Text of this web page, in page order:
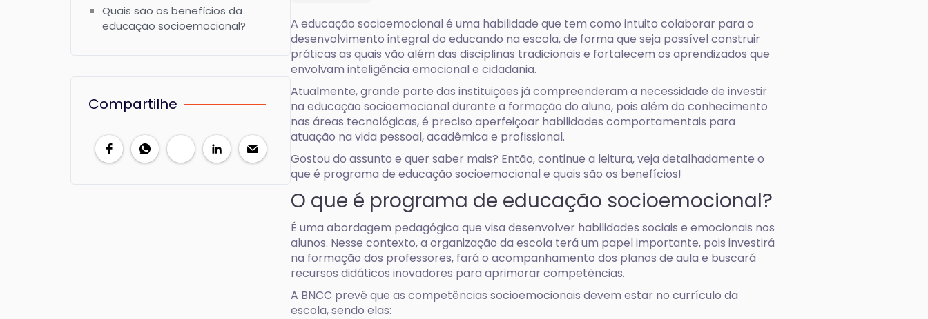
Quais são os benefícios da
educação socioemocional?
Compartilhe
A educação socioemocional é uma habilidade que tem como intuito colaborar para o
desenvolvimento integral do educando na escola, de forma que seja possível construir
práticas as quais vão além das disciplinas tradicionais e fortalecem os aprendizados que
envolvam inteligência emocional e cidadania.
Atualmente, grande parte das instituições já compreenderam a necessidade de investir
na educação socioemocional durante a formação do aluno, pois além do conhecimento
nas áreas tecnológicas, é preciso aperfeiçoar habilidades comportamentais para
atuação na vida pessoal, acadêmica e profissional.
Gostou do assunto e quer saber mais? Então, continue a leitura, veja detalhadamente o
que é programa de educação socioemocional e quais são os benefícios!
O que é programa de educação socioemocional?
É uma abordagem pedagógica que visa desenvolver habilidades sociais e emocionais nos
alunos. Nesse contexto, a organização da escola terá um papel importante, pois investirá
na formação dos professores, fará o acompanhamento dos planos de aula e buscará
recursos didáticos inovadores para aprimorar competências.
A BNCC prevê que as competências socioemocionais devem estar no currículo da
escola, sendo elas: